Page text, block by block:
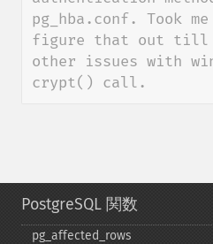
pg_hba.conf. Took
figure that out till I
other issues with
crypt() call.
PostgreSQL 関数
pg_​affected_​rows